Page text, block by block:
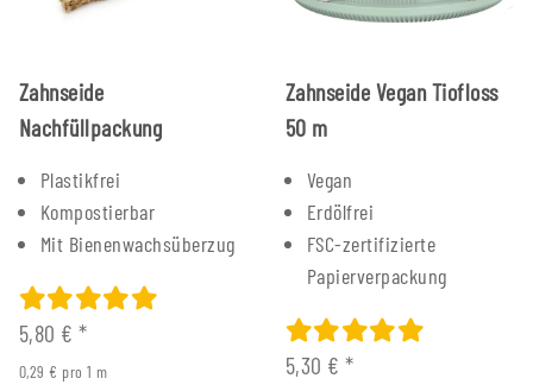
Zahnseide
Nachfüllpackung
Plastikfrei
Kompostierbar
Mit Bienenwachsüberzug
5,80 €*
0,29 € pro 1 m
Zahnseide Vegan Tiofloss
50 m
Vegan
Erdölfrei
FSC-zertifizierte
Papierverpackung
5,30 €*